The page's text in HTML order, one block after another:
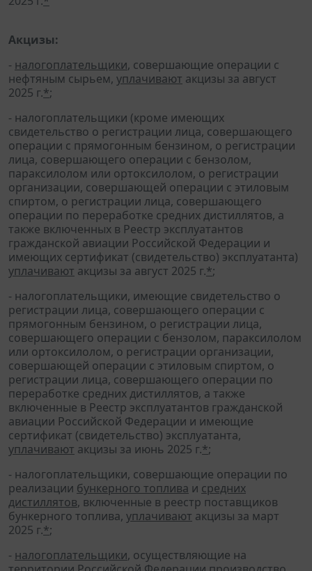
Акцизы:
- налогоплательщики, совершающие операции с
нефтяным сырьем, уплачивают акцизы за август
2025 г.*;
- налогоплательщики (кроме имеющих
свидетельство о регистрации лица, совершающего
операции с прямогонным бензином, о регистрации
лица, совершающего операции с бензолом,
параксилолом или ортоксилолом, о регистрации
организации, совершающей операции с этиловым
спиртом, о регистрации лица, совершающего
операции по переработке средних дистиллятов, а
также включенных в Реестр эксплуатантов
гражданской авиации Российской Федерации и
имеющих сертификат (свидетельство) эксплуатанта)
уплачивают акцизы за август 2025 г.*;
- налогоплательщики, имеющие свидетельство о
регистрации лица, совершающего операции с
прямогонным бензином, о регистрации лица,
совершающего операции с бензолом, параксилолом
или ортоксилолом, о регистрации организации,
совершающей операции с этиловым спиртом, о
регистрации лица, совершающего операции по
переработке средних дистиллятов, а также
включенные в Реестр эксплуатантов гражданской
авиации Российской Федерации и имеющие
сертификат (свидетельство) эксплуатанта,
уплачивают акцизы за июнь 2025 г.*;
- налогоплательщики, совершающие операции по
реализации бункерного топлива и средних
дистиллятов, включенные в реестр поставщиков
бункерного топлива, уплачивают акцизы за март
2025 г.*;
- налогоплательщики, осуществляющие на